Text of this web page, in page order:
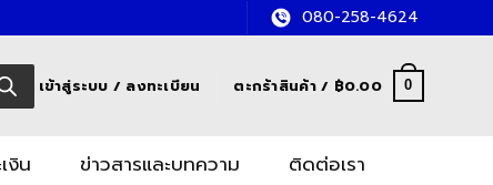
080-258-4624
เข้าสู่ระบบ / ลงทะเบียน ตะกร้าสินค้า / ฿0.00 0
งิน ข่าวสารและบทความ ติดต่อเรา